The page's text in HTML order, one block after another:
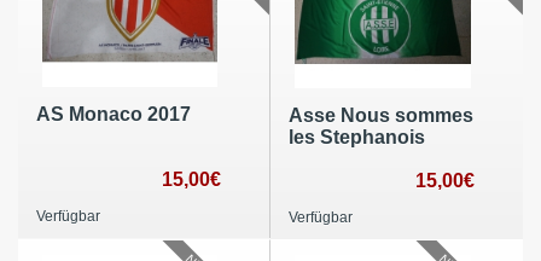
AS Monaco 2017
15,00€
Verfügbar
Asse Nous sommes
les Stephanois
15,00€
Verfügbar